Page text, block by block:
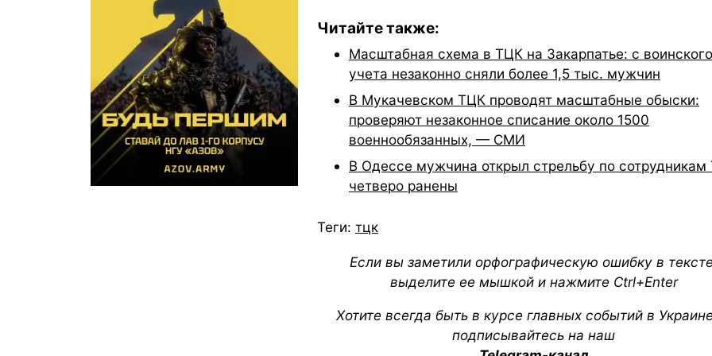
Читайте также:
Масштабная схема в ТЦК на Закарпатье: с воинского
учета незаконно сняли более 1,5 тыс. мужчин
В Мукачевском ТЦК проводят масштабные обыски:
проверяют незаконное списание около 1500
военнообязанных, — СМИ
В Одессе мужчина открыл стрельбу по
четверо ранены
Теги: тцк
Если вы заметили орфографическую ошибку в
выделите ее мышкой и нажмите Ctrl+Enter
Хотите всегда быть в курсе главных событий в
подписывайтесь на наш